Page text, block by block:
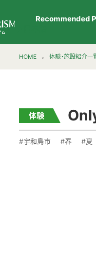
Recommended
HOME 体験・施設紹介一
体験
#宇和島市 #春 #夏